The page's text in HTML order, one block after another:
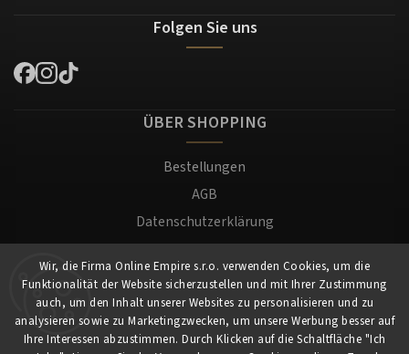
Wir, die Firma Online Empire s.r.o. verwenden Cookies, um die
Funktionalität der Website sicherzustellen und mit Ihrer Zustimmung
auch, um den Inhalt unserer Websites zu personalisieren und zu
analysieren sowie zu Marketingzwecken, um unsere Werbung besser auf
Ihre Interessen abzustimmen. Durch Klicken auf die Schaltfläche "Ich
Folgen Sie uns
ÜBER SHOPPING
Bestellungen
AGB
Datenschutzerklärung
Versand und Zahlung
Warenrücksendung
Impressum